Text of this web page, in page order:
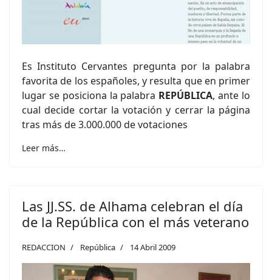
Es Instituto Cervantes pregunta por la palabra
favorita de los españoles, y resulta que en primer
lugar se posiciona la palabra REPÚBLICA, ante lo
cual decide cortar la votación y cerrar la página
tras más de 3.000.000 de votaciones
Leer más…
Las JJ.SS. de Alhama celebran el día
de la República con el más veterano
REDACCION República 14 Abril 2009